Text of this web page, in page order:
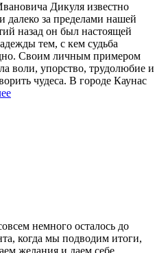
Дикуля известно
за пределами нашей
назад он был настоящей
тем, с кем судьба
Своим личным примером
воли, упорство, трудолюбие и
чудеса. В городе Каунас
немного осталось до
когда мы подводим итоги,